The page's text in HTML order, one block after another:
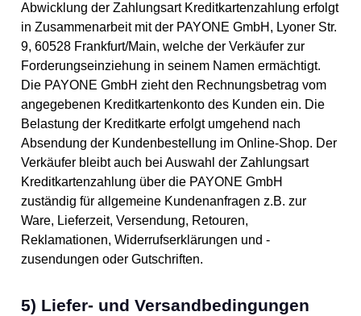
Abwicklung der Zahlungsart Kreditkartenzahlung erfolgt
in Zusammenarbeit mit der PAYONE GmbH, Lyoner Str.
9, 60528 Frankfurt/Main, welche der Verkäufer zur
Forderungseinziehung in seinem Namen ermächtigt.
Die PAYONE GmbH zieht den Rechnungsbetrag vom
angegebenen Kreditkartenkonto des Kunden ein. Die
Belastung der Kreditkarte erfolgt umgehend nach
Absendung der Kundenbestellung im Online-Shop. Der
Verkäufer bleibt auch bei Auswahl der Zahlungsart
Kreditkartenzahlung über die PAYONE GmbH
zuständig für allgemeine Kundenanfragen z.B. zur
Ware, Lieferzeit, Versendung, Retouren,
Reklamationen, Widerrufserklärungen und -
zusendungen oder Gutschriften.
5) Liefer- und Versandbedingungen